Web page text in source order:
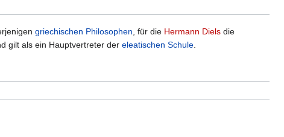
griechischen Philosophen , für die Hermann Diels die
gilt als ein Hauptvertreter der eleatischen Schule